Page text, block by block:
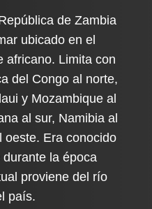
de Zambia
ubicado en el
africano. Limita con
del Congo al norte,
y Mozambique al
al sur, Namibia al
oeste. Era conocido
la época
proviene del río
país.